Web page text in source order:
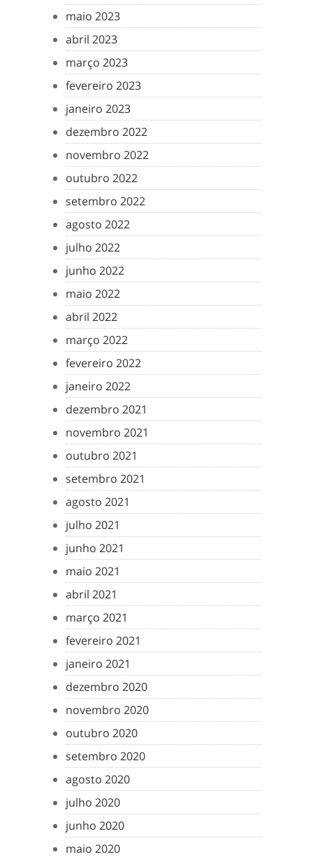
maio 2023
abril 2023
março 2023
fevereiro 2023
janeiro 2023
dezembro 2022
novembro 2022
outubro 2022
setembro 2022
agosto 2022
julho 2022
junho 2022
maio 2022
abril 2022
março 2022
fevereiro 2022
janeiro 2022
dezembro 2021
novembro 2021
outubro 2021
setembro 2021
agosto 2021
julho 2021
junho 2021
maio 2021
abril 2021
março 2021
fevereiro 2021
janeiro 2021
dezembro 2020
novembro 2020
outubro 2020
setembro 2020
agosto 2020
julho 2020
junho 2020
maio 2020